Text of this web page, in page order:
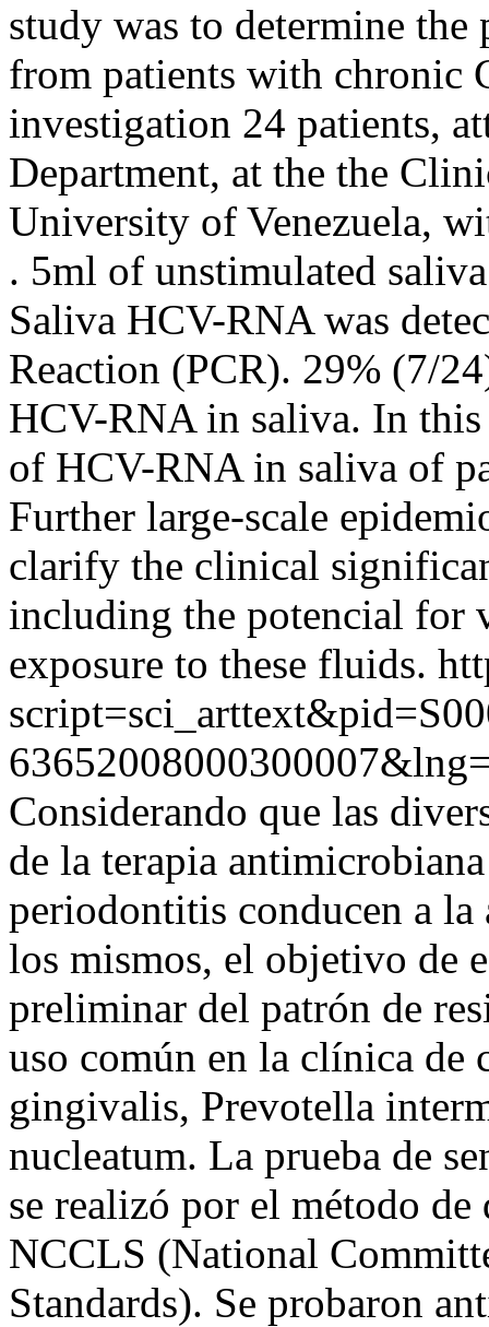
study was to determine
from patients with chronic
investigation 24 patients,
Department, at the the
University of Venezuela,
. 5ml of unstimulated
Saliva HCV-RNA was
Reaction (PCR). 29% (7/
HCV-RNA in saliva. In this
of HCV-RNA in saliva of
Further large-scale
clarify the clinical
including the potencial for
exposure to these fluids.
Considerando que las
de la terapia
periodontitis conducen a la
los mismos, el objetivo de
preliminar del patrón de
uso común en la clínica de
gingivalis, Prevotella
nucleatum. La prueba de
se realizó por el método
NCCLS (National
Standards). Se probaron